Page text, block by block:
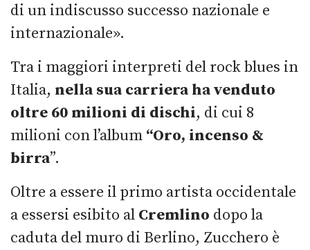
di un indiscusso successo nazionale e
internazionale».
Tra i maggiori interpreti del rock blues in
Italia, nella sua carriera ha venduto
oltre 60 milioni di dischi, di cui 8
milioni con l’album “Oro, incenso &
birra”.
Oltre a essere il primo artista occidentale
a essersi esibito al Cremlino dopo la
caduta del muro di Berlino, Zucchero è